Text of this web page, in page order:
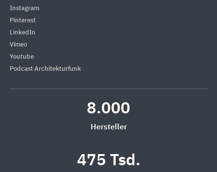
Instagram
Pinterest
LinkedIn
Vimeo
Youtube
Podcast Architekturfunk
8.000
Hersteller
475 Tsd.